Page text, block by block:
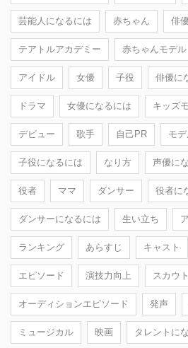
芸能人になるには 赤ちゃん 俳
テアトルアカデミー 赤ちゃんモデル
アイドル 女優 子役 俳優に
ドラマ 女優になるには キッズ
デビュー 歌手 自己PR モ
子役になるには なり方 声優に
役者 ママ ダンサー 役者に
ダンサーになるには 生い立ち
ランキング あらすじ キャスト
エピソード 演技力向上 スカウト
オーディションエピソード 発声
ミュージカル 映画 タレントに